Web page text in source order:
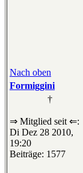
Nach oben
Formiggini
†
⇒ Mitglied seit ⇐:
Di Dez 28 2010,
19:20
Beiträge: 1577